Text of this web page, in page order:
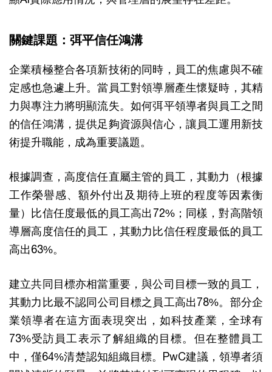
關鍵課題：弭平信任鴻溝
企業積極整合各項新技術的同時，員工的焦慮與不確
定感也急遽上升。當員工對領導層產生懷疑時，其精
力與專注力將明顯流失。如何弭平領導者與員工之間
的信任鴻溝，提供足夠資源與信心，讓員工運用新技
術提升職能，成為重要議題。
根據調查，高度信任直屬主管的員工，其動力（根據
工作榮譽感、額外付出及期待上班的程度等因素衡
量）比信任度最低的員工高出72%；同樣，對高階領
導層高度信任的員工，其動力比信任程度最低的員工
高出63%。
建立共同目標亦相當重要，與公司目標一致的員工，
其動力比最不認同公司目標之員工高出78%。部分企
業領導者在這方面表現突出，如科技產業，全球有
73%受訪員工表示了解組織的目標。但在整體員工
中，僅64%清楚認知組織目標。PwC建議，領導者須